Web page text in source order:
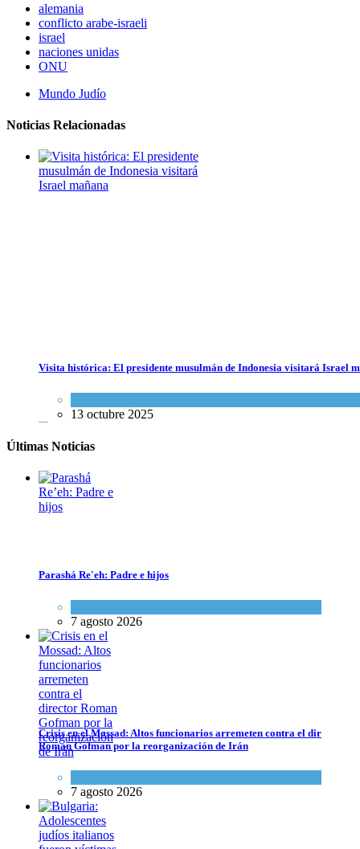
alemania
conflicto arabe-israeli
israel
naciones unidas
ONU
Mundo Judío
Noticias Relacionadas
Visita histórica: El presidente musulmán de Indonesia visitará Israel
13 octubre 2025
¿Tenemos un aliado en Estados Unidos? ¿O algo más?
Opinión
27 agosto 2024
Últimas Noticias
Parashá Re'eh: Padre e hijos
7 agosto 2026
Crisis en el Mossad: Altos funcionarios arremeten contra el director
Roman Gofman por la reorganización de Irán
7 agosto 2026